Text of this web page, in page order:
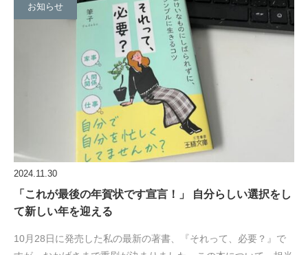
お知らせ
2024.11.30
「これが最後の年賀状です宣言！」 自分らしい選択をし
て新しい年を迎える
10月28日に発売した私の最新の著書、『それって、必要？』で